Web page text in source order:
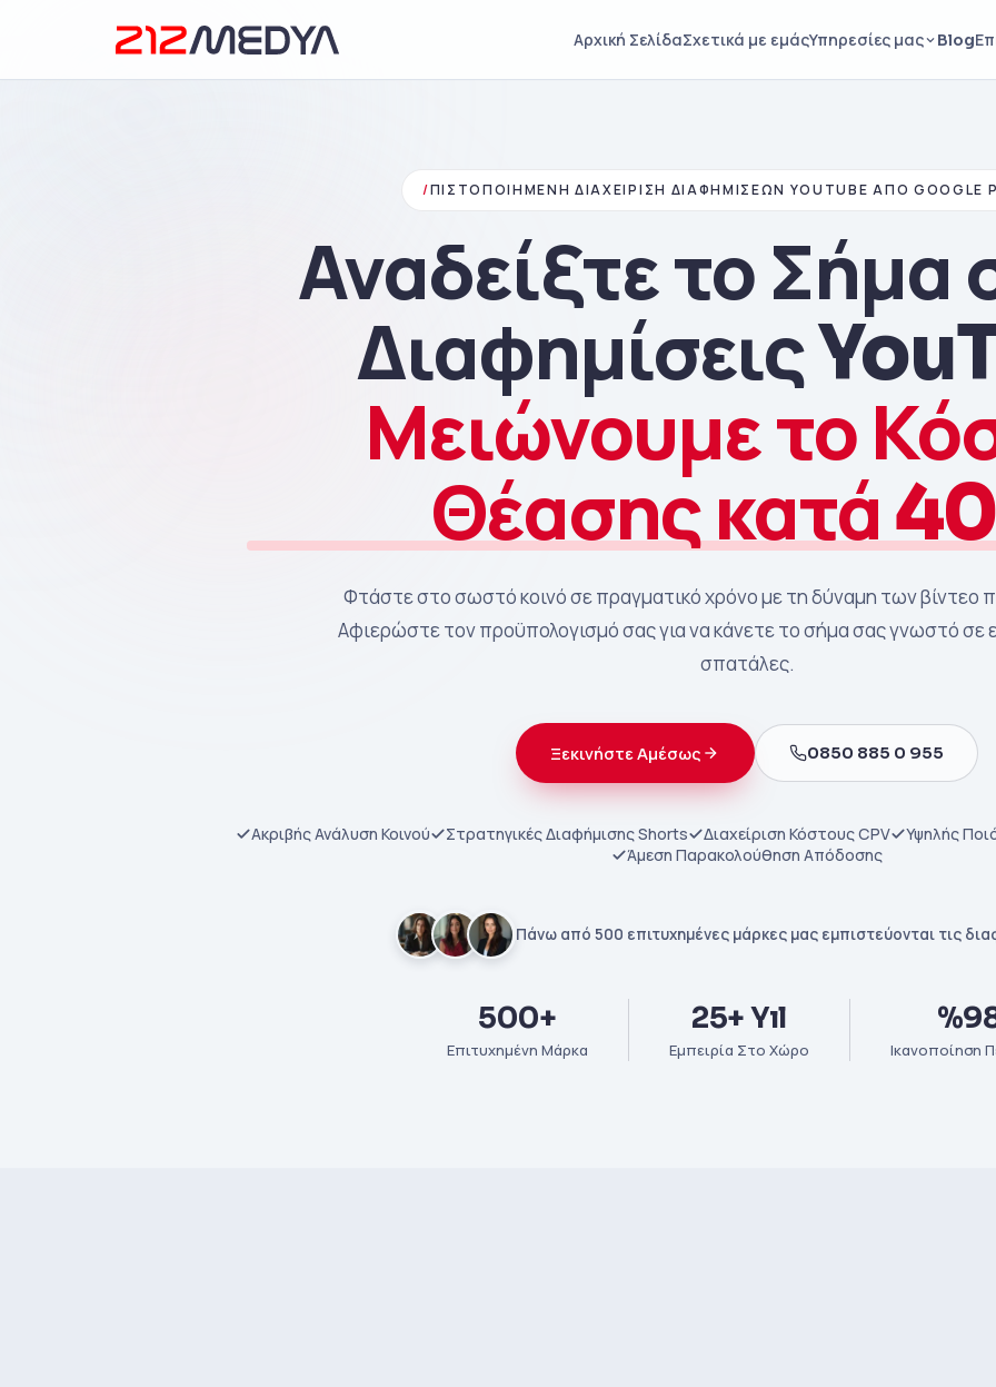
Αρχική ΣελίδαΣχετικά με εμάςΥπηρεσίες μας Blog
/ΠΙΣΤΟΠΟΙΗΜΈΝΗ ΔΙΑΧΕΊΡΙΣΗ ΔΙΑΦΗΜΊΣΕΩΝ YOUTUBE ΑΠΌ GOOGLE
Αναδείξτε το Σήμα
Διαφημίσεις
Μειώνουμε το
Θέασης κατά
Φτάστε στο σωστό κοινό σε πραγματικό χρόνο με τη δύναμη των βίντεο
Αφιερώστε τον προϋπολογισμό σας για να κάνετε το σήμα σας γνωστό σε
σπατάλες.
Ξεκινήστε Αμέσως 0850 885 0 955
Ακριβής Ανάλυση Κοινού Στρατηγικές Διαφήμισης Shorts Διαχείριση Κόστους CPV
Υψηλής
Άμεση Παρακολούθηση Απόδοσης
Πάνω από 500 επιτυχημένες μάρκες μας εμπιστεύονται τις
500+
Επιτυχημένη Μάρκα
25+ Yıl
Εμπειρία Στο Χώρο Ικανοποίηση